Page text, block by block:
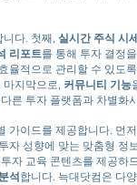
다. 첫째, 실시간 주식 시
리포트를 통해 투자 결정
율적으로 관리할 수 있도
마지막으로, 커뮤니티 기능
른 투자 플랫폼과 차별화
가이드를 제공합니다. 먼
자 성향에 맞는 맞춤형 정
자 교육 콘텐츠를 제공하
석 합니다. 늑대닷컴은 다